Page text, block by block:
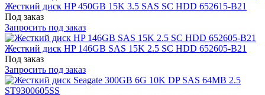
Жесткий диск HP 450GB 15K 3.5 SAS SC HDD 652615-B21
Под заказ
Запросить под заказ
Жесткий диск HP 146GB SAS 15K 2.5 SC HDD 652605-B21
Под заказ
Запросить под заказ